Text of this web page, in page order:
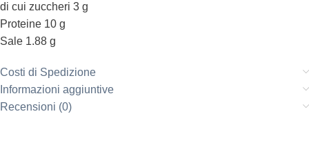
di cui zuccheri 3 g
Proteine 10 g
Sale 1.88 g
Costi di Spedizione
Informazioni aggiuntive
Recensioni (0)